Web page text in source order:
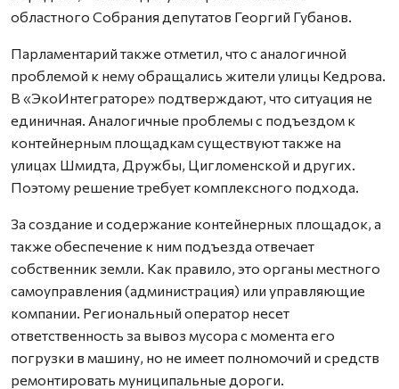
областного Собрания депутатов Георгий Губанов.
Парламентарий также отметил, что с аналогичной
проблемой к нему обращались жители улицы Кедрова.
В «ЭкоИнтеграторе» подтверждают, что ситуация не
единичная. Аналогичные проблемы с подъездом к
контейнерным площадкам существуют также на
улицах Шмидта, Дружбы, Цигломенской и других.
Поэтому решение требует комплексного подхода.
За создание и содержание контейнерных площадок, а
также обеспечение к ним подъезда отвечает
собственник земли. Как правило, это органы местного
самоуправления (администрация) или управляющие
компании. Региональный оператор несет
ответственность за вывоз мусора с момента его
погрузки в машину, но не имеет полномочий и средств
ремонтировать муниципальные дороги.